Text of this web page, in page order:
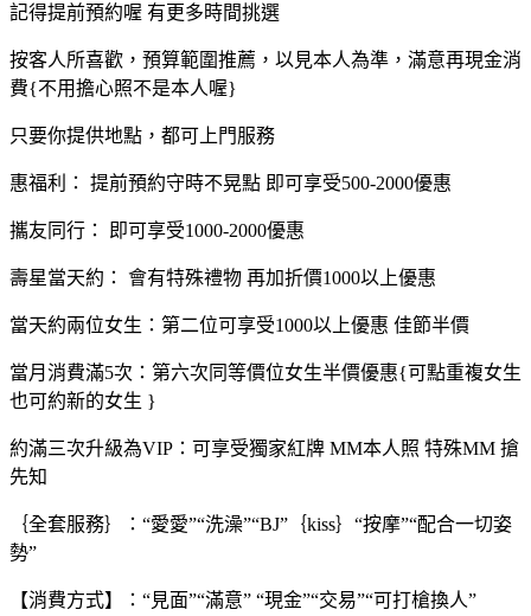
記得提前預約喔 有更多時間挑選
按客人所喜歡，預算範圍推薦，以見本人為準，滿意再現金消
費{不用擔心照不是本人喔}
只要你提供地點，都可上門服務
惠福利： 提前預約守時不晃點 即可享受500-2000優惠
攜友同行： 即可享受1000-2000優惠
壽星當天約： 會有特殊禮物 再加折價1000以上優惠
當天約兩位女生：第二位可享受1000以上優惠 佳節半價
當月消費滿5次：第六次同等價位女生半價優惠{可點重複女生
也可約新的女生 }
約滿三次升級為VIP：可享受獨家紅牌 MM本人照 特殊MM 搶
先知
｛全套服務｝：“愛愛”“洗澡”“BJ”｛kiss｝“按摩”“配合一切姿
勢”
【消費方式】：“見面”“滿意” “現金”“交易”“可打槍換人”